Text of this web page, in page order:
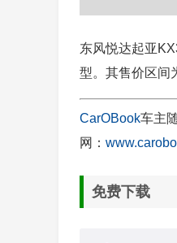
东风悦达起亚
型。其售价区间
CarOBook车主
网：
免费下载